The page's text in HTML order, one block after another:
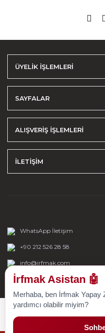
ÜYELİK İŞLEMLERİ
SAYFALAR
ALIŞVERİŞ İŞLEMLERİ
İLETİŞİM
WhatsApp İletişim
+90 212 526 28 58
info@irfmak.com
İrfmak Asistan 🤖
Merhaba, ben İrfmak Yapay
yardımcı olabilir miyim?